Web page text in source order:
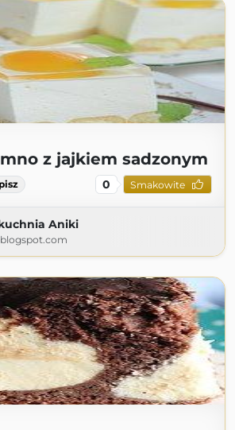
z jajkiem sadzonym
0 Smakowite
Aniki